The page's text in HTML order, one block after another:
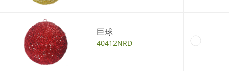
巨球
40412NRD